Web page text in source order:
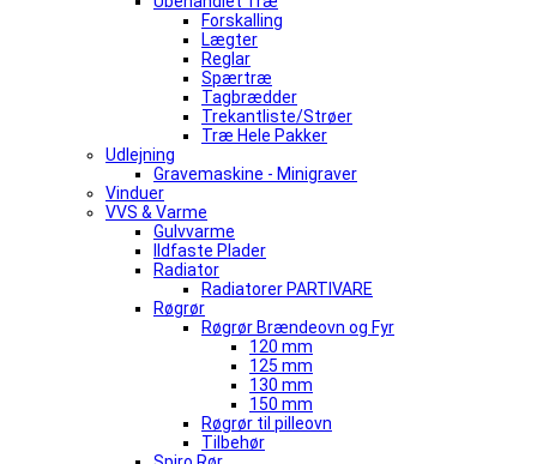
Forskalling
Lægter
Reglar
Spærtræ
Tagbrædder
Trekantliste/Strøer
Træ Hele Pakker
Udlejning
Gravemaskine - Minigraver
Vinduer
VVS & Varme
Gulvvarme
Ildfaste Plader
Radiator
Radiatorer PARTIVARE
Røgrør
Røgrør Brændeovn og Fyr
120 mm
125 mm
130 mm
150 mm
Røgrør til pilleovn
Tilbehør